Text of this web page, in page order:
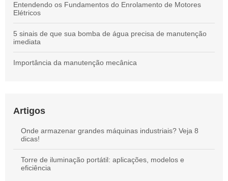
Entendendo os Fundamentos do Enrolamento de Motores
Elétricos
5 sinais de que sua bomba de água precisa de manutenção
imediata
Importância da manutenção mecânica
Artigos
Onde armazenar grandes máquinas industriais? Veja 8
dicas!
Torre de iluminação portátil: aplicações, modelos e
eficiência